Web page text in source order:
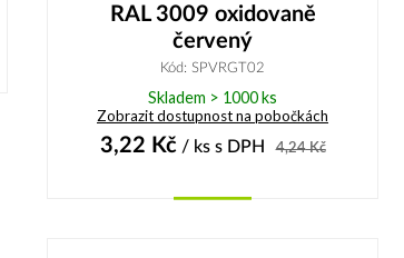
RAL 3009 oxidovaně
červený
Kód: SPVRGT02
Skladem > 1000 ks
Zobrazit dostupnost na pobočkách
3,22 Kč/ ks s DPH 4,24Kč